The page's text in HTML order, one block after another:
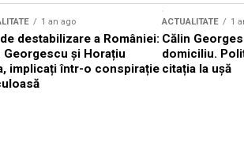
1 an ago
destabilizare a României:
Georgescu și Horațiu
implicați într-o conspirație
ACTUALITATE 1
Călin
domiciliu.
citația la ușă